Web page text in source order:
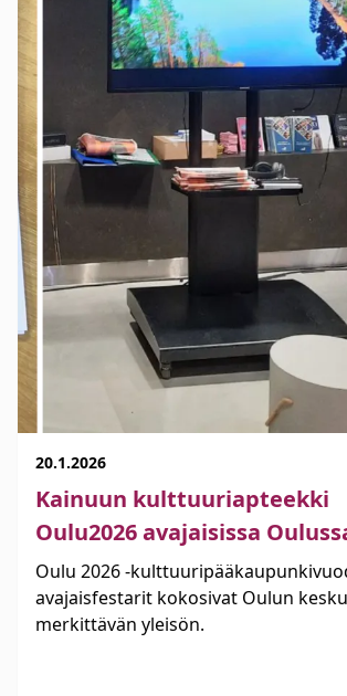
20.1.2026
Kainuun kulttuuriapteekki
Oulu2026 avajaisissa
Oulu 2026 -
avajaisfestarit kokosivat Oulun
merkittävän yleisön.